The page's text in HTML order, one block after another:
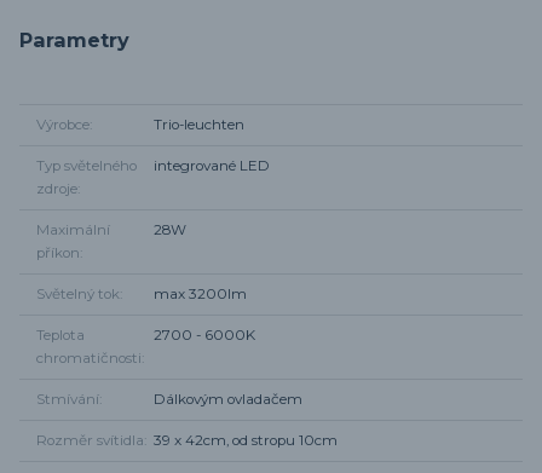
Parametry
Výrobce Trio-leuchten
Typ světelného
zdroje
integrované LED
Maximální
příkon
28W
Světelný tok max 3200lm
Teplota
chromatičnosti
2700 - 6000K
Stmívání Dálkovým ovladačem
Rozměr svítidla 39 x 42cm, od stropu 10cm